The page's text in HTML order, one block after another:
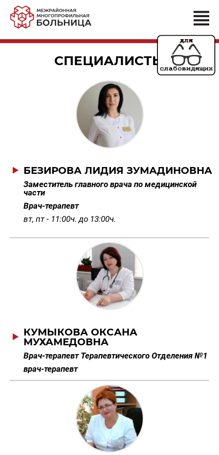
СПЕЦИАЛИСТЫ
БЕЗИРОВА ЛИДИЯ ЗУМАДИНОВНА
Заместитель главного врача по медицинской
части
Врач-терапевт
вт, пт - 11:00ч. до 13:00ч.
КУМЫКОВА ОКСАНА
МУХАМЕДОВНА
Врач-терапевт Терапевтического Отделения №1
врач-терапевт